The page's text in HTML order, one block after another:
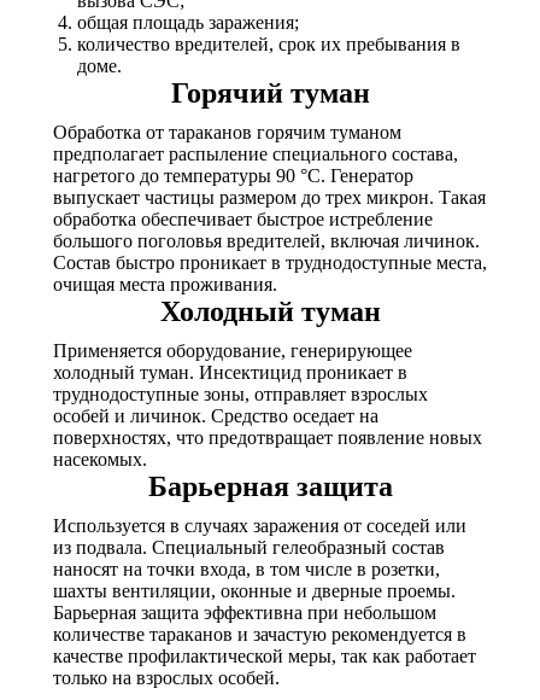
общая площадь заражения;
количество вредителей, срок их пребывания в
доме.
Горячий туман
Обработка от тараканов горячим туманом
предполагает распыление специального состава,
нагретого до температуры 90 °С. Генератор
выпускает частицы размером до трех микрон. Такая
обработка обеспечивает быстрое истребление
большого поголовья вредителей, включая личинок.
Состав быстро проникает в труднодоступные места,
очищая места проживания.
Холодный туман
Применяется оборудование, генерирующее
холодный туман. Инсектицид проникает в
труднодоступные зоны, отправляет взрослых
особей и личинок. Средство оседает на
поверхностях, что предотвращает появление новых
насекомых.
Барьерная защита
Используется в случаях заражения от соседей или
из подвала. Специальный гелеобразный состав
наносят на точки входа, в том числе в розетки,
шахты вентиляции, оконные и дверные проемы.
Барьерная защита эффективна при небольшом
количестве тараканов и зачастую рекомендуется в
качестве профилактической меры, так как работает
только на взрослых особей.